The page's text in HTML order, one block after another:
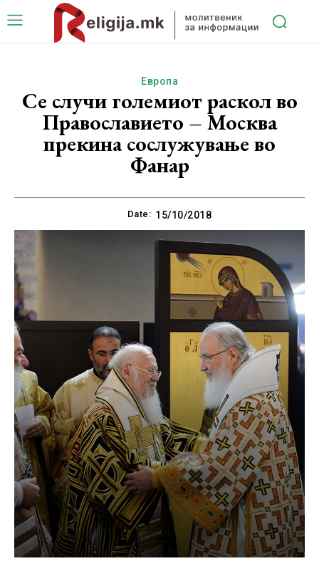
Европа
Се случи големиот раскол во
Православието – Москва
прекина сослужување во
Фанар
Date: 15/10/2018